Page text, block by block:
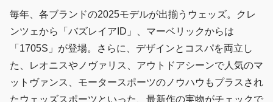
毎年、各ブランドの2025モデルが出揃うウェッズ。クレ
ンツェから「バズレイアID」、マーベリックからは
「1705S」が登場。さらに、デザインとコスパを両立し
た、レオニスやノヴァリス、アウトドアシーンで人気のマ
ットヴァンス、モータースポーツのノウハウもプラスされ
たウェッズスポーツといった、最新作の実物がチェックで